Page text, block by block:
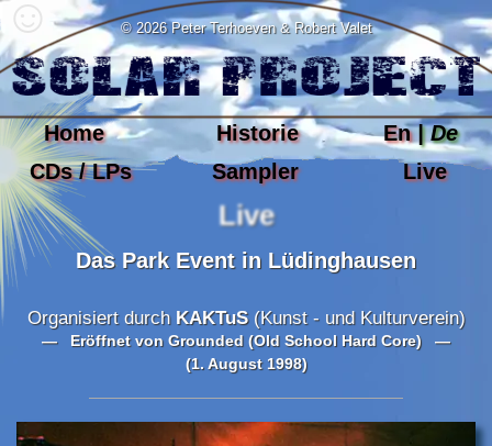
© 2026 Peter Terhoeven & Robert Valet
Home
CDs / LPs
Sampler Live
Historie En| De
Live
Das Park Event in Lüdinghausen
Organisiert durch KAKTuS(Kunst - und Kulturverein)
— Eröffnet von Grounded (Old School Hard Core) —
(1. August 1998)